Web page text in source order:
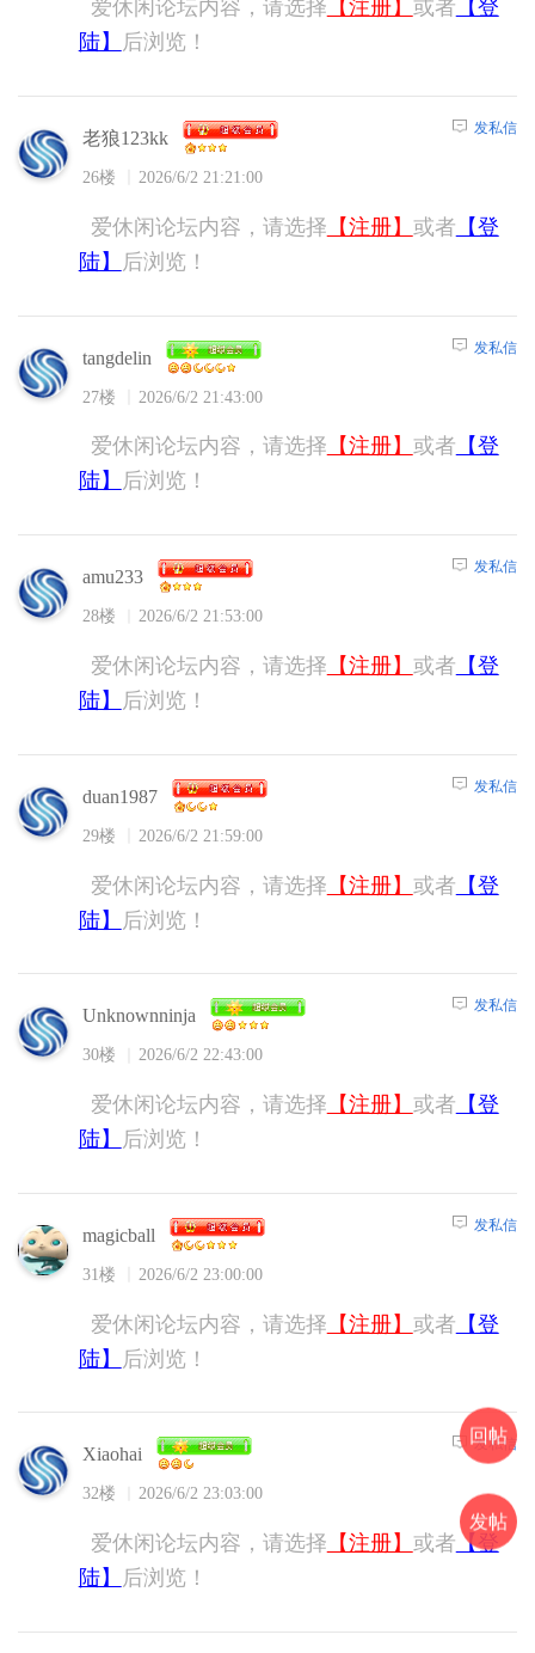
爱休闲论坛内容，请选择 【注册】 或者 【登
陆】
后浏览！
老狼123kk
26楼 2026/6/2 21:21:00
发私信
爱休闲论坛内容，请选择 【注册】 或者 【登
陆】
后浏览！
tangdelin
27楼 2026/6/2 21:43:00
发私信
爱休闲论坛内容，请选择 【注册】 或者 【登
陆】
后浏览！
amu233
28楼 2026/6/2 21:53:00
发私信
爱休闲论坛内容，请选择 【注册】 或者 【登
陆】
后浏览！
duan1987
29楼 2026/6/2 21:59:00
发私信
爱休闲论坛内容，请选择 【注册】 或者 【登
陆】
后浏览！
Unknownninja
30楼 2026/6/2 22:43:00
发私信
爱休闲论坛内容，请选择 【注册】 或者 【登
陆】
后浏览！
magicball
31楼 2026/6/2 23:00:00
发私信
爱休闲论坛内容，请选择 【注册】 或者 【登
陆】
后浏览！
Xiaohai
32楼 2026/6/2 23:03:00
发私信
爱休闲论坛内容，请选择 【注册】 或者 【登
陆】
后浏览！
回帖
发帖